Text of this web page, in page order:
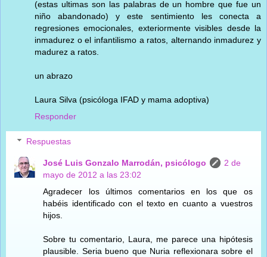
(estas ultimas son las palabras de un hombre que fue un
niño abandonado) y este sentimiento les conecta a
regresiones emocionales, exteriormente visibles desde la
inmadurez o el infantilismo a ratos, alternando inmadurez y
madurez a ratos.
un abrazo
Laura Silva (psicóloga IFAD y mama adoptiva)
Responder
Respuestas
José Luis Gonzalo Marrodán, psicólogo
2 de
mayo de 2012 a las 23:02
Agradecer los últimos comentarios en los que os
habéis identificado con el texto en cuanto a vuestros
hijos.
Sobre tu comentario, Laura, me parece una hipótesis
plausible. Seria bueno que Nuria reflexionara sobre el